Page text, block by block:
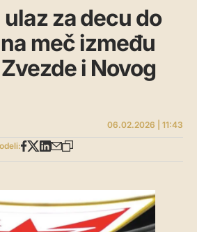
za decu do
meč između
i Novog
06.02.2026 | 11:43